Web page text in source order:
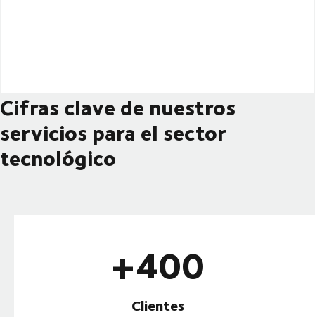
Cifras clave de nuestros
servicios para el sector
tecnológico
+400
Clientes